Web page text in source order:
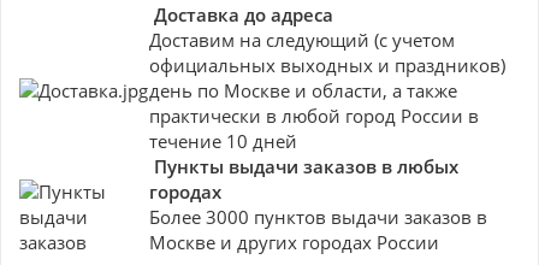
Доставка до адреса
Доставим на следующий (с учетом
официальных выходных и праздников)
день по Москве и области, а также
практически в любой город России в
течение 10 дней
Пункты выдачи заказов в любых
городах
Более 3000 пунктов выдачи заказов в
Москве и других городах России